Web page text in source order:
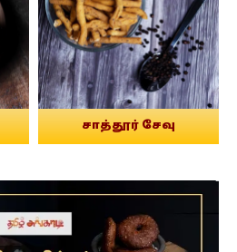
சாத்தூர் சேவு